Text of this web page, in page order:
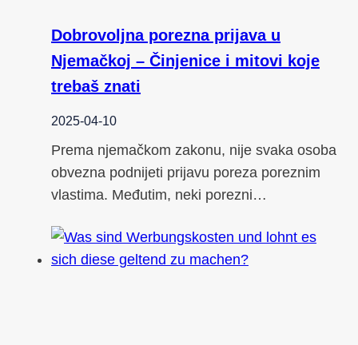
Dobrovoljna porezna prijava u
Njemačkoj – Činjenice i mitovi koje
trebaš znati
2025-04-10
Prema njemačkom zakonu, nije svaka osoba
obvezna podnijeti prijavu poreza poreznim
vlastima. Međutim, neki porezni…